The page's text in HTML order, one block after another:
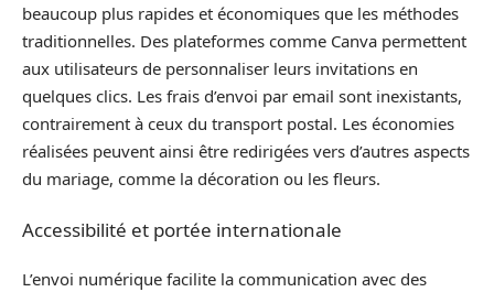
beaucoup plus rapides et économiques que les méthodes
traditionnelles. Des plateformes comme Canva permettent
aux utilisateurs de personnaliser leurs invitations en
quelques clics. Les frais d’envoi par email sont inexistants,
contrairement à ceux du transport postal. Les économies
réalisées peuvent ainsi être redirigées vers d’autres aspects
du mariage, comme la décoration ou les fleurs.
Accessibilité et portée internationale
L’envoi numérique facilite la communication avec des